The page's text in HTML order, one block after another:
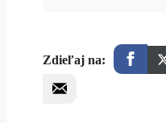
Zdieľaj na: